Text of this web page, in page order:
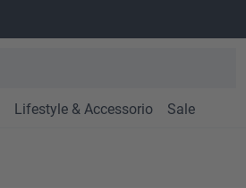
Lifestyle & Accessorio Sale